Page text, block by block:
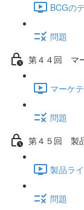
BCGの
問題
第４４回 マ
マーケ
問題
第４５回 製
製品ラ
問題